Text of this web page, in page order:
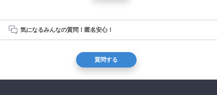
気になるみんなの質問！匿名安心！
質問する